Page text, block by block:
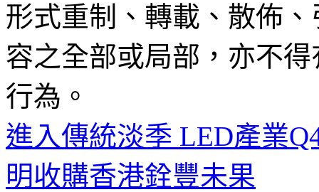
形式重制、轉載、散佈
容之全部或局部，亦不
行為。
進入傳統淡季 LED產業
明收購香港銓豐未果